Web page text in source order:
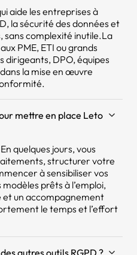
aide les entreprises à
la sécurité des données et
sans complexité inutile.La
PME, ETI ou grands
dirigeants, DPO, équipes
la mise en œuvre
mettre en place Leto
quelques jours, vous
structurer votre
à sensibiliser vos
prêts à l’emploi,
et un accompagnement
le temps et l’effort
autres outils RGPD ?